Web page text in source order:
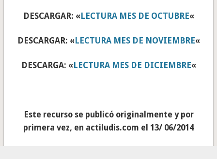
DESCARGAR: «LECTURA MES DE OCTUBRE«
DESCARGAR: «LECTURA MES DE NOVIEMBRE«
DESCARGA: «LECTURA MES DE DICIEMBRE«
Este recurso se publicó originalmente y por
primera vez, en actiludis.com el 13/ 06/2014